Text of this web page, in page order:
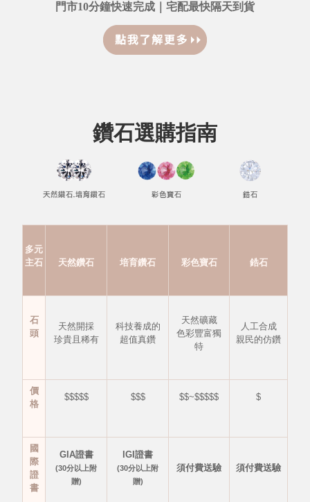
門市10分鐘快速完成｜宅配最快隔天到貨
鑽石選購指南
多元
主石
天然鑽石 培育鑽石 彩色寶石 鋯石
石
頭
天然開採
珍貴且稀有
科技養成的
超值真鑽
天然礦藏
色彩豐富獨
特
人工合成
親民的仿鑽
價
格
$$$$$ $$$ $$~$$$$$ $
國
際
證
書
GIA證書
(30分以上附
贈)
IGI證書
(30分以上附
贈)
須付費送驗 須付費送驗